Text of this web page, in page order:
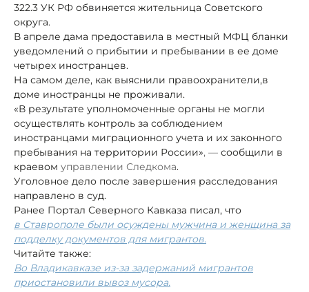
322.3 УК РФ обвиняется жительница Советского
округа.
В апреле дама предоставила в местный МФЦ бланки
уведомлений о прибытии и пребывании в ее доме
четырех иностранцев.
На самом деле, как выяснили правоохранители,в
доме иностранцы не проживали.
«В результате уполномоченные органы не могли
осуществлять контроль за соблюдением
иностранцами миграционного учета и их законного
пребывания на территории России», — сообщили в
краевом управлении Следкома.
Уголовное дело после завершения расследования
направлено в суд.
Ранее Портал Северного Кавказа писал, что
в Ставрополе были осуждены мужчина и женщина за
подделку документов для мигрантов.
Читайте также:
Во Владикавказе из-за задержаний мигрантов
приостановили вывоз мусора.